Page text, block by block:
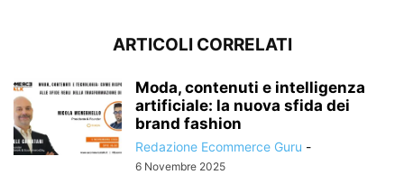
ARTICOLI CORRELATI
Moda, contenuti e intelligenza
artificiale: la nuova sfida dei
brand fashion
Redazione Ecommerce Guru -
6 Novembre 2025